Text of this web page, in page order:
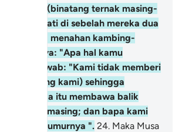
minum (binatang ternak masing-
ia juga dapati di sebelah mereka dua
sedang menahan kambing-
bertanya: "Apa hal kamu
menjawab: "Kami tidak memberi
kambing kami) sehingga
itu membawa balik
masing-masing; dan bapa kami
terlalu tua umurnya ". 24. Maka Musa